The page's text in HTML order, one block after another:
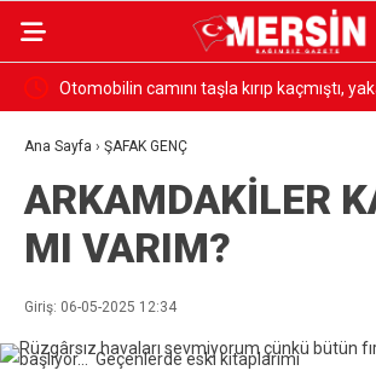
kırıp kaçmıştı, yakalandı 18
Ana Sayfa › ŞAFAK GENÇ
ARKAMDAKİLER
MI VARIM?
Giriş: 06-05-2025 12:34